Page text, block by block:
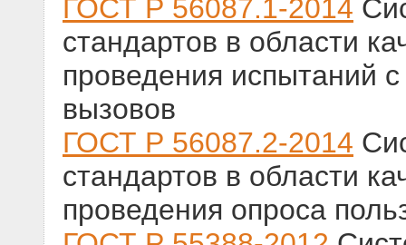
ГОСТ Р 56087.1-2014
стандартов в области
проведения испытаний
вызовов
ГОСТ Р 56087.2-2014
стандартов в области
проведения опроса